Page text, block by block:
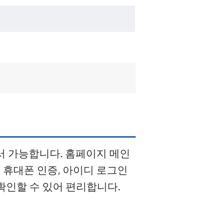
가능합니다. 홈페이지 메인
대폰 인증, 아이디 로그인
인할 수 있어 편리합니다.